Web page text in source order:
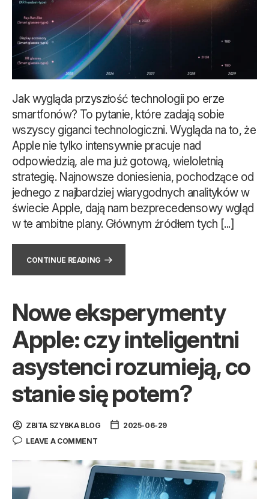
Jak wygląda przyszłość technologii po erze
smartfonów? To pytanie, które zadają sobie
wszyscy giganci technologiczni. Wygląda na to, że
Apple nie tylko intensywnie pracuje nad
odpowiedzią, ale ma już gotową, wieloletnią
strategię. Najnowsze doniesienia, pochodzące od
jednego z najbardziej wiarygodnych analityków w
świecie Apple, dają nam bezprecedensowy wgląd
w te ambitne plany. Głównym źródłem tych [...]
CONTINUE READING
Nowe eksperymenty
Apple: czy inteligentni
asystenci rozumieją, co
stanie się potem?
ZBITA SZYBKA BLOG
2025-06-29
LEAVE A COMMENT